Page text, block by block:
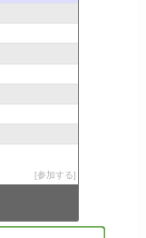
参加する